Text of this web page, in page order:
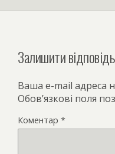
Залишити відповідь
Ваша e-mail адреса
Обов’язкові поля
Коментар *